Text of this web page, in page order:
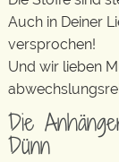
Auch in Deiner
versprochen!
Und wir lieben
Die
Dünn